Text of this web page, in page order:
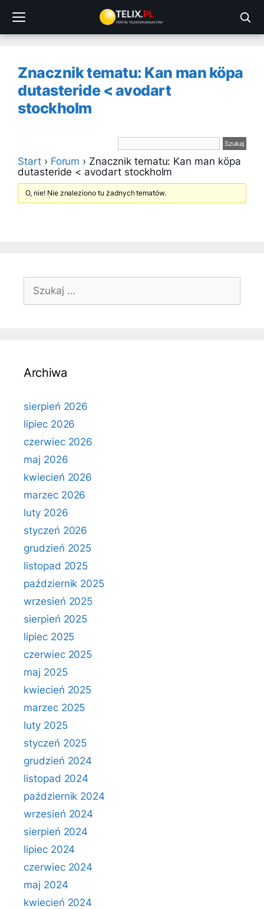
treści
Znacznik tematu: Kan man köpa
dutasteride < avodart
stockholm
Start › Forum › Znacznik tematu: Kan man köpa
dutasteride < avodart stockholm
O, nie! Nie znaleziono tu żadnych tematów.
Szukaj:
Archiwa
sierpień 2026
lipiec 2026
czerwiec 2026
maj 2026
kwiecień 2026
marzec 2026
luty 2026
styczeń 2026
grudzień 2025
listopad 2025
październik 2025
wrzesień 2025
sierpień 2025
lipiec 2025
czerwiec 2025
maj 2025
kwiecień 2025
marzec 2025
luty 2025
styczeń 2025
grudzień 2024
listopad 2024
październik 2024
wrzesień 2024
sierpień 2024
lipiec 2024
czerwiec 2024
maj 2024
kwiecień 2024